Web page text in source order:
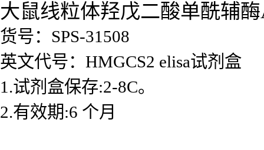
大鼠线粒体羟戊二酸单酰辅
货号：SPS-31508
英文代号：HMGCS2 elisa试剂盒
1.试剂盒保存:2-8C。
2.有效期:6 个月